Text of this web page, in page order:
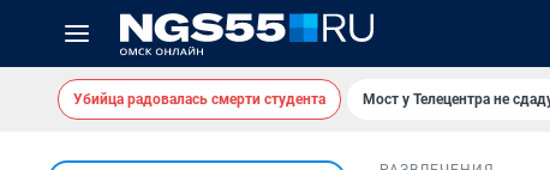
Убийца радовалась смерти студента Мост у Телецентра не